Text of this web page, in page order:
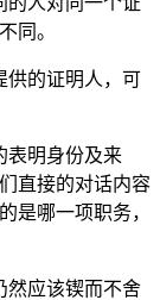
同。
供的证明人，可
表明身份及来
直接的对话内容
是哪一项职务，
然应该锲而不舍